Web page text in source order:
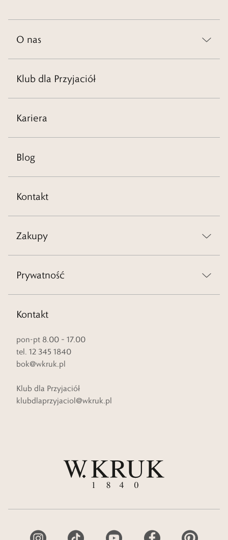
O nas
Klub dla Przyjaciół
Kariera
Blog
Kontakt
Zakupy
Prywatność
Kontakt
pon-pt 8.00 – 17.00
tel. 12 345 1840
bok@wkruk.pl
Klub dla Przyjaciół
klubdlaprzyjaciol@wkruk.pl